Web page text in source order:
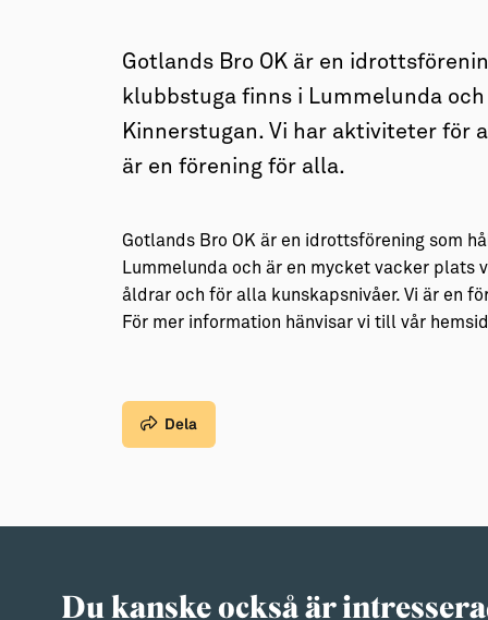
Gotlands Bro OK är en
klubbstuga finns i Lummelunda
Kinnerstugan. Vi har aktiviteter för
är en förening för alla.
Gotlands Bro OK är en idrottsförening som
Lummelunda och är en mycket vacker plats
åldrar och för alla kunskapsnivåer. Vi är en
För mer information hänvisar vi till vår
Dela
Du kanske också är